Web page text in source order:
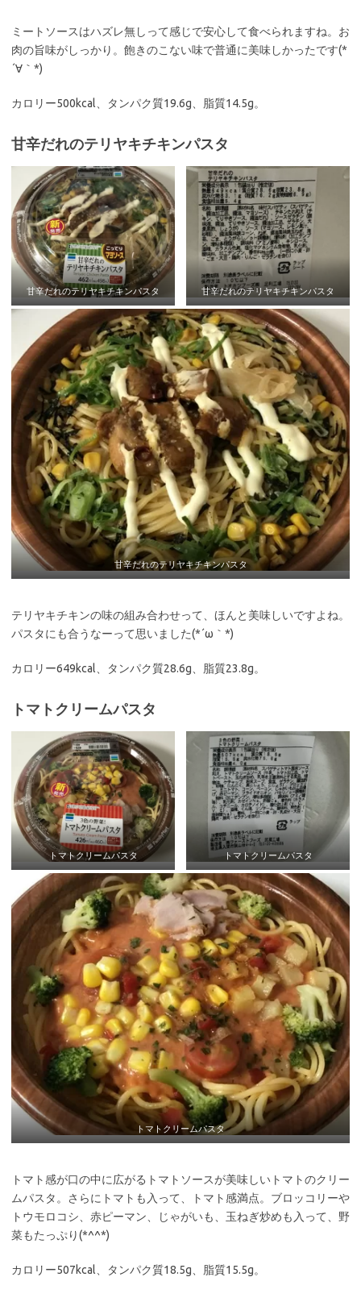
ミートソースはハズレ無しって感じで安心して食べられますね。お
肉の旨味がしっかり。飽きのこない味で普通に美味しかったです(*
´∀｀*)
カロリー500kcal、タンパク質19.6g、脂質14.5g。
甘辛だれのテリヤキチキンパスタ
甘辛だれのテリヤキチキンパスタ 甘辛だれのテリヤキチキンパスタ
甘辛だれのテリヤキチキンパスタ
テリヤキチキンの味の組み合わせって、ほんと美味しいですよね。
パスタにも合うなーって思いました(*´ω｀*)
カロリー649kcal、タンパク質28.6g、脂質23.8g。
トマトクリームパスタ
トマトクリームパスタ トマトクリームパスタ
トマトクリームパスタ
トマト感が口の中に広がるトマトソースが美味しいトマトのクリー
ムパスタ。さらにトマトも入って、トマト感満点。ブロッコリーや
トウモロコシ、赤ピーマン、じゃがいも、玉ねぎ炒めも入って、野
菜もたっぷり(*^^*)
カロリー507kcal、タンパク質18.5g、脂質15.5g。